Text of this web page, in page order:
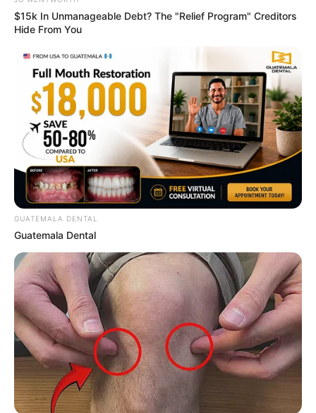
สีมงคล
แจกตาราง สีมงคลตามราศี 2569 ประจำ
เดือนสิงหาคม โดย อ.รักษ์ เลขเด็ด
ดูดวงรายเดือน ดูเพิ่มเติม
ดูดวงรายเดือน
รักษ์เลขเด็ด เช็ก ดวงสิงหาคม 2569
ครึ่งเดือนแรกใครจะเป็นเศรษฐี
ดูดวงรายเดือน
$15k In Unmanageable Debt? The "Relief Program" Creditors
Hide From You
GUATEMALA DENTAL
Guatemala Dental